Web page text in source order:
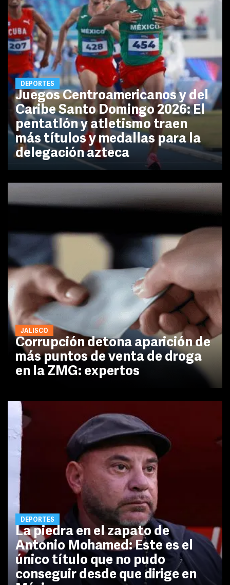
DEPORTES
Juegos Centroamericanos y del
Caribe Santo Domingo 2026: El
pentatlón y atletismo traen
más títulos y medallas para la
delegación azteca
JALISCO
Corrupción detona aparición de
más puntos de venta de droga
en la ZMG: expertos
DEPORTES
La piedra en el zapato de
Antonio Mohamed: Este es el
único título que no pudo
conseguir desde que dirige en